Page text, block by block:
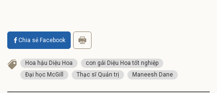
Chia sẻ Facebook
Hoa hậu Diệu Hoa
con gái Diệu Hoa tốt nghiệp
Đại học McGill
Thạc sĩ Quản trị Maneesh Dane